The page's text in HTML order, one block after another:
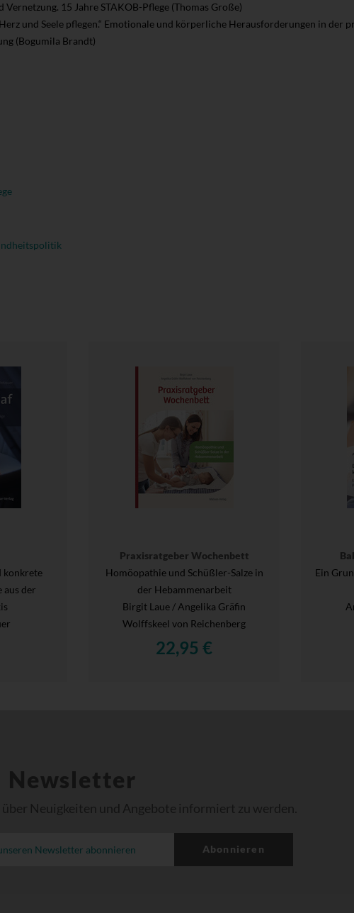
Vernetzung. 15 Jahre STAKOB-Pflege (Thomas Große)
und Seele pflegen.“ Emotionale und körperliche Herausforderungen in der
(Bogumila Brandt)
konkrete
aus der
Praxisratgeber Wochenbett
Homöopathie und Schüßler-Salze in
der Hebammenarbeit
Birgit Laue / Angelika Gräfin
Wolffskeel von Reichenberg
22,95 €
Ein
Newsletter
Neuigkeiten und Angebote informiert zu werden.
Abonnieren